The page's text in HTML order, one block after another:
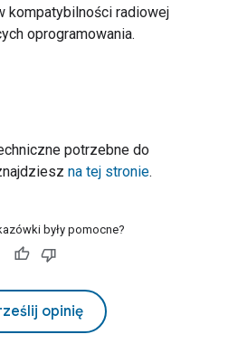
kompatybilności radiowej
oprogramowania.
potrzebne do
na tej stronie.
były pomocne?
opinię